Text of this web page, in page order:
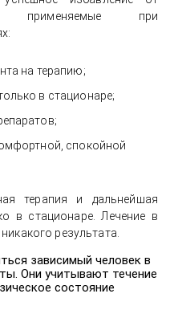
применяемые при
на терапию;
в стационаре;
спокойной
терапия и дальнейшая
в стационаре. Лечение в
результата.
зависимый человек в
Они учитывают течение
состояние